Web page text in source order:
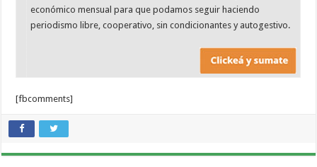
económico mensual para que podamos seguir haciendo
periodismo libre, cooperativo, sin condicionantes y autogestivo.
[fbcomments]